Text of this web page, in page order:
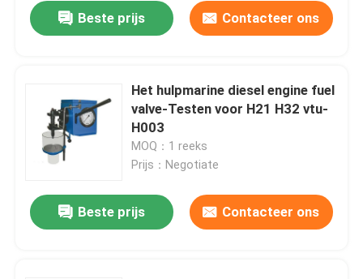
De Testapparaat van de brandstofklep
Hydraulische Cilinderhefboom
hydraulische torsiemoersleutels
Pneumatische Torsiemoersleutel
Beste prijs Contacteer ons
Het hulpmarine diesel engine fuel
valve-Testen voor H21 H32 vtu-
H003
MOQ：1 reeks
Prijs：Negotiate
Beste prijs Contacteer ons